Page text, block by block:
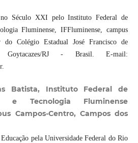
no Século XXI pelo Instituto Federal de
Fluminense, IFFluminense, campus
do Colégio Estadual José Francisco de
RJ - Brasil. E-mail:
Batista, Instituto Federal de
e Tecnologia Fluminense
Campos-Centro, Campos dos
pela Universidade Federal do Rio